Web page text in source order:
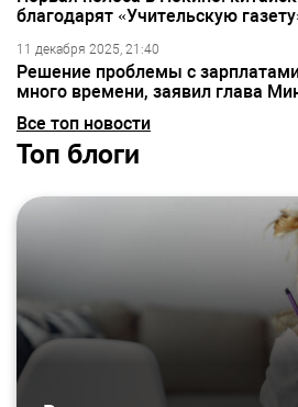
благодарят «Учительскую
11 декабря 2025, 21:40
Решение проблемы с
много времени, заявил глава
Все топ новости
Топ блоги